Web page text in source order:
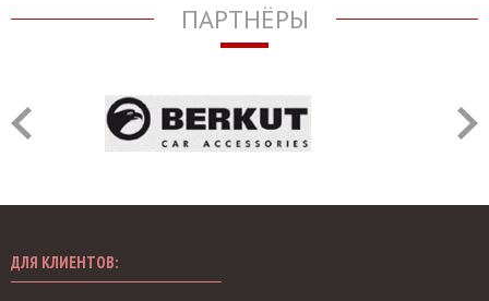
ПАРТНЁРЫ
ДЛЯ КЛИЕНТОВ: